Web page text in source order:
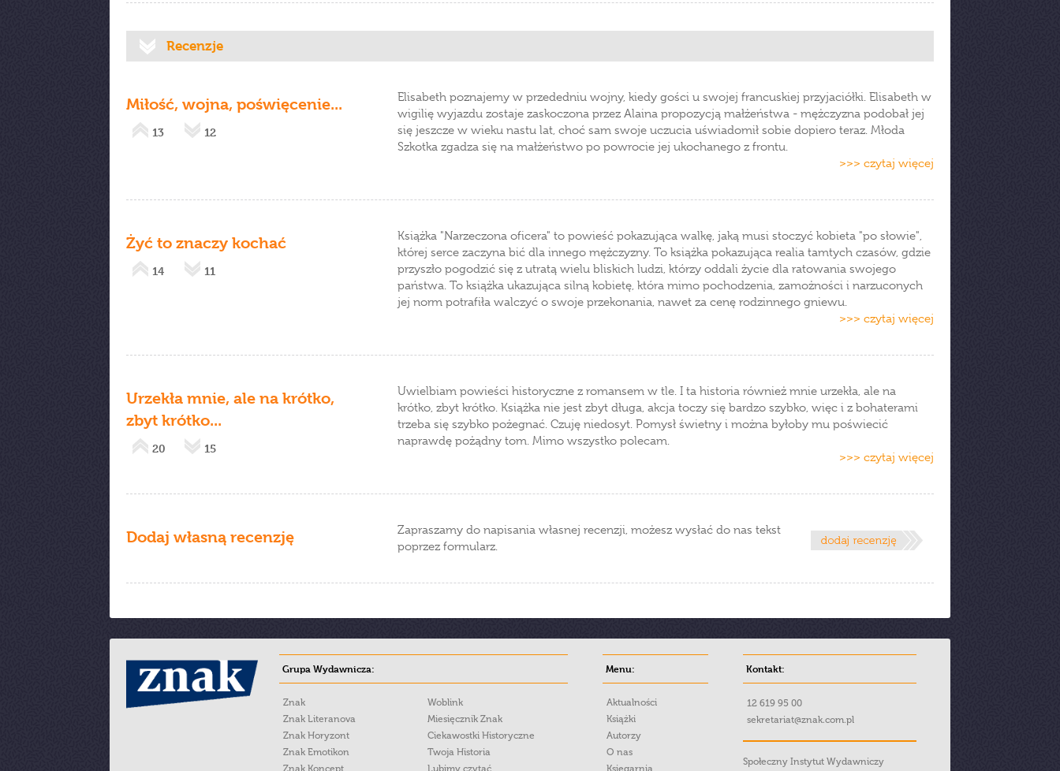
Recenzje
Miłość, wojna, poświęcenie...
13 12
Elisabeth poznajemy w przededniu wojny, kiedy gości u swojej francuskiej przyjaciółki. Elisabeth w
wigilię wyjazdu zostaje zaskoczona przez Alaina propozycją małżeństwa - mężczyzna podobał jej
się jeszcze w wieku nastu lat, choć sam swoje uczucia uświadomił sobie dopiero teraz. Młoda
Szkotka zgadza się na małżeństwo po powrocie jej ukochanego z frontu.
>>> czytaj więcej
Żyć to znaczy kochać
14 11
Książka "Narzeczona oficera" to powieść pokazująca walkę, jaką musi stoczyć kobieta "po słowie",
której serce zaczyna bić dla innego mężczyzny. To książka pokazująca realia tamtych czasów, gdzie
przyszło pogodzić się z utratą wielu bliskich ludzi, którzy oddali życie dla ratowania swojego
państwa. To książka ukazująca silną kobietę, która mimo pochodzenia, zamożności i narzuconych
jej norm potrafiła walczyć o swoje przekonania, nawet za cenę rodzinnego gniewu.
>>> czytaj więcej
Urzekła mnie, ale na krótko,
zbyt krótko...
20 15
Uwielbiam powieści historyczne z romansem w tle. I ta historia również mnie urzekła, ale na
krótko, zbyt krótko. Książka nie jest zbyt długa, akcja toczy się bardzo szybko, więc i z bohaterami
trzeba się szybko pożegnać. Czuję niedosyt. Pomysł świetny i można byłoby mu poświecić
naprawdę pożądny tom. Mimo wszystko polecam.
>>> czytaj więcej
Dodaj własną recenzję
Zapraszamy do napisania własnej recenzji, możesz wysłać do nas tekst
poprzez formularz.
Grupa Wydawnicza:
Znak
Znak Literanova
Znak Horyzont
Znak Emotikon
Znak Koncept
Woblink
Miesięcznik Znak
Ciekawostki Historyczne
Twoja Historia
Lubimy czytać
Menu:
Aktualności
Książki
Autorzy
O nas
Księgarnia
Kontakt:
12 619 95 00
sekretariat@znak.com.pl
Społeczny Instytut Wydawniczy